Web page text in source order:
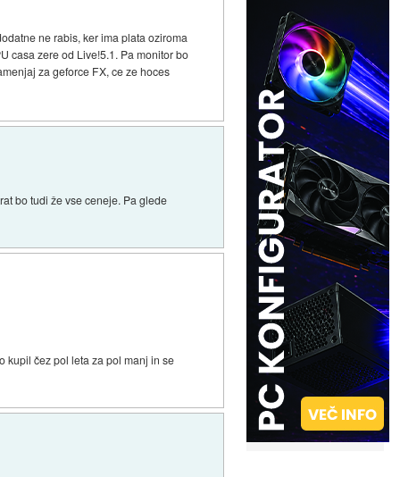
ne rabis, ker ima plata oziroma
casa zere od Live!5.1. Pa monitor bo
za geforce FX, ce ze hoces
bo tudi že vse ceneje. Pa glede
kupil čez pol leta za pol manj in se